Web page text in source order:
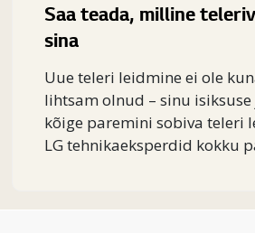
Saa teada, milline
sina
Uue teleri leidmine ei ole
lihtsam olnud – sinu
kõige paremini sobiva teleri
LG tehnikaeksperdid kokku